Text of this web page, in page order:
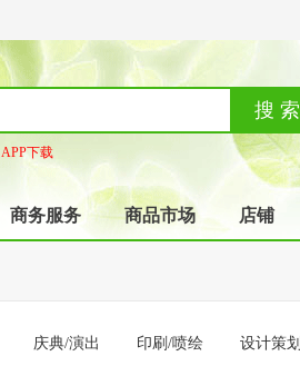
APP下载
商务服务 商品市场 店铺
庆典/演出 印刷/喷绘 设计策划